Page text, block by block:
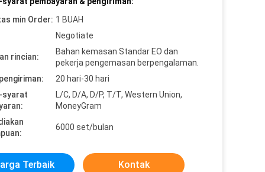
min Order: 1 BUAH
Negotiate
rincian:
Bahan kemasan Standar EO dan
pekerja pengemasan berpengalaman.
20 hari-30 hari
syarat
L/C, D/A, D/P, T/T, Western Union,
MoneyGram
6000 set/bulan
Terbaik Kontak